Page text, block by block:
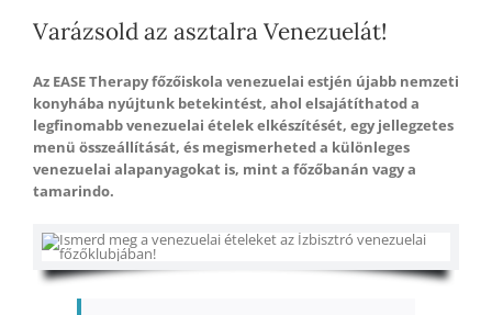
Varázsold az asztalra Venezuelát!
Az EASE Therapy főzőiskola venezuelai estjén újabb nemzeti
konyhába nyújtunk betekintést, ahol elsajátíthatod a
legfinomabb venezuelai ételek elkészítését, egy jellegzetes
menü összeállítását, és megismerheted a különleges
venezuelai alapanyagokat is, mint a főzőbanán vagy a
tamarindo.